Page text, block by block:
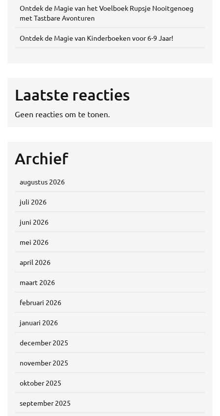
Ontdek de Magie van het Voelboek Rupsje Nooitgenoeg
met Tastbare Avonturen
Ontdek de Magie van Kinderboeken voor 6-9 Jaar!
Laatste reacties
Geen reacties om te tonen.
Archief
augustus 2026
juli 2026
juni 2026
mei 2026
april 2026
maart 2026
februari 2026
januari 2026
december 2025
november 2025
oktober 2025
september 2025